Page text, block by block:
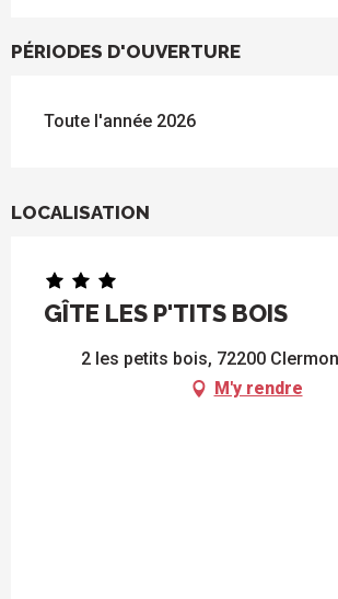
PÉRIODES D'OUVERTURE
Toute l'année 2026
LOCALISATION
GÎTE LES P'TITS BOIS
2 les petits bois, 72200
M'y rendre